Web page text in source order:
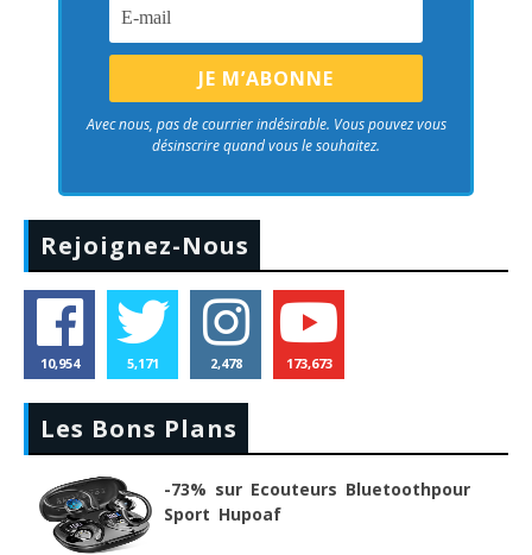
Avec nous, pas de courrier indésirable. Vous pouvez vous
désinscrire quand vous le souhaitez.
Rejoignez-Nous
10,954 5,171 2,478 173,673
Les Bons Plans
-73% sur Ecouteurs Bluetoothpour
Sport Hupoaf